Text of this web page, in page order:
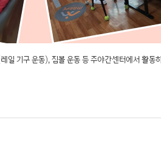
기구 운동), 짐볼 운동 등 주야간센터에서 활동